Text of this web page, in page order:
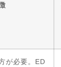
が必要。ED